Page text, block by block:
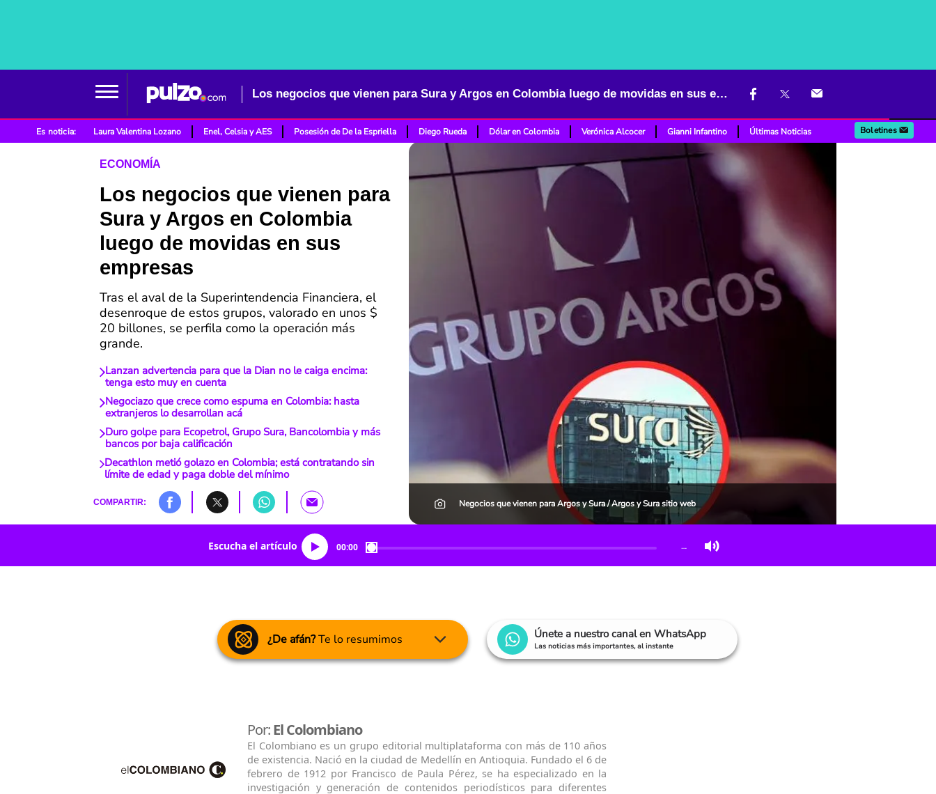
Los negocios que vienen para Sura y Argos en Colombia luego de movidas en sus empresas
Es noticia: Laura Valentina Lozano Enel, Celsia y AES Posesión de De la Espriella Diego Rueda Dólar en Colombia Verónica Alcocer Gianni Infantino Últimas Noticias Boletines
ECONOMÍA
Los negocios que vienen para
Sura y Argos en Colombia
luego de movidas en sus
empresas
Tras el aval de la Superintendencia Financiera, el
desenroque de estos grupos, valorado en unos $
20 billones, se perfila como la operación más
grande.
Lanzan advertencia para que la Dian no le caiga encima:
tenga esto muy en cuenta
Negociazo que crece como espuma en Colombia: hasta
extranjeros lo desarrollan acá
Duro golpe para Ecopetrol, Grupo Sura, Bancolombia y más
bancos por baja calificación
Decathlon metió golazo en Colombia; está contratando sin
límite de edad y paga doble del mínimo
COMPARTIR: Negocios que vienen para Argos y Sura / Argos y Sura sitio web
Escucha el artículo 00:00 …
¿De afán?Te lo resumimos Únete a nuestro canal en WhatsApp
Las noticias más importantes, al instante
Por:El Colombiano
El Colombiano es un grupo editorial multiplataforma con más de 110 años
de existencia. Nació en la ciudad de Medellín en Antioquia. Fundado el 6 de
febrero de 1912 por Francisco de Paula Pérez, se ha especializado en la
investigación y generación de contenidos periodísticos para diferentes